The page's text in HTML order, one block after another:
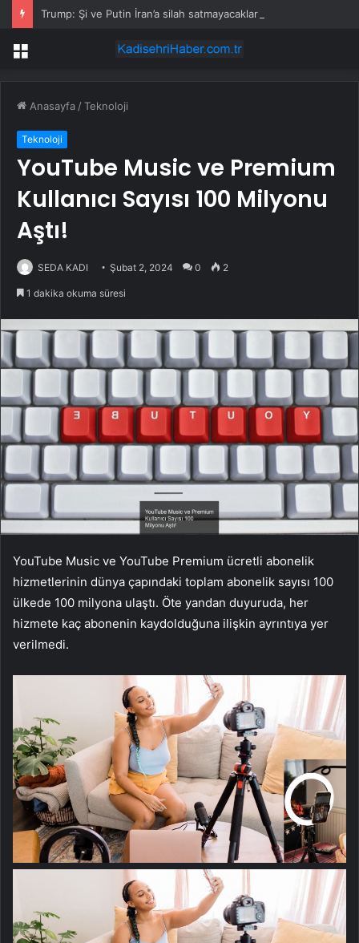
Trump: Şi ve Putin İran’a silah satmayacaklarını söyledi
Menü
Anasayfa /Teknoloji
Teknoloji
YouTube Music ve Premium
Kullanıcı Sayısı 100 Milyonu
Aştı!
SEDA KADI Şubat 2, 2024 0 2
1 dakika okuma süresi
YouTube Music ve YouTube Premium ücretli abonelik
hizmetlerinin dünya çapındaki toplam abonelik sayısı 100
ülkede 100 milyona ulaştı. Öte yandan duyuruda, her
hizmete kaç abonenin kaydolduğuna ilişkin ayrıntıya yer
verilmedi.